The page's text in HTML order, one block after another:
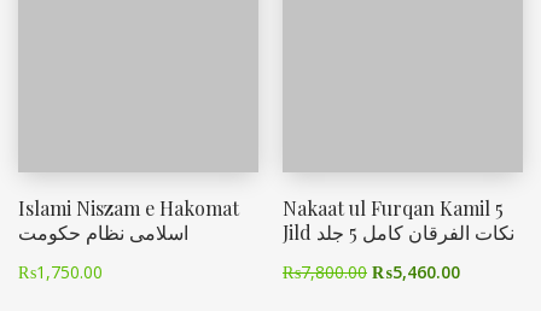
Islami Niszam e Hakomat
اسلامی نظام حکومت
₨1,750.00
Nakaat ul Furqan Kamil 5
Jild نکات الفرقان کامل 5 جلد
₨7,800.00 ₨5,460.00